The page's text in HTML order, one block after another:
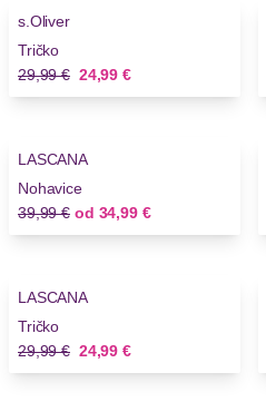
s.Oliver
Tričko
Stará cena
29,99 € Nová cena
24,99 €
LASCANA
Nohavice
Stará cena
39,99 € odNová cena
34,99 €
LASCANA
Tričko
Stará cena
29,99 € Nová cena
24,99 €